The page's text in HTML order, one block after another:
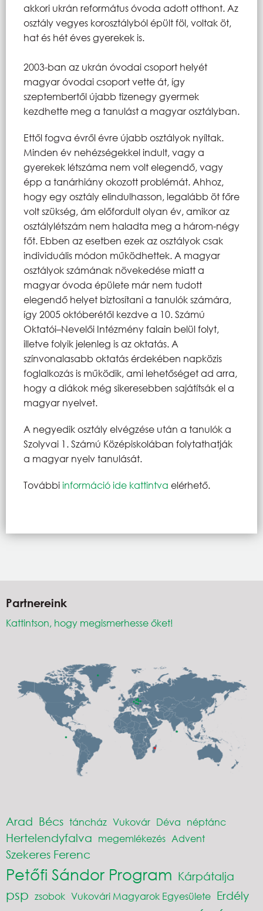
akkori ukrán református óvoda adott otthont. Az
osztály vegyes korosztályból épült föl, voltak öt,
hat és hét éves gyerekek is.
2003-ban az ukrán óvodai csoport helyét
magyar óvodai csoport vette át, így
szeptembertől újabb tizenegy gyermek
kezdhette meg a tanulást a magyar osztályban.
Ettől fogva évről évre újabb osztályok nyíltak.
Minden év nehézségekkel indult, vagy a
gyerekek létszáma nem volt elegendő, vagy
épp a tanárhiány okozott problémát. Ahhoz,
hogy egy osztály elindulhasson, legalább öt főre
volt szükség, ám előfordult olyan év, amikor az
osztálylétszám nem haladta meg a három-négy
főt. Ebben az esetben ezek az osztályok csak
individuális módon működhettek. A magyar
osztályok számának növekedése miatt a
magyar óvoda épülete már nem tudott
elegendő helyet biztosítani a tanulók számára,
így 2005 októberétől kezdve a 10. Számú
Oktatói–Nevelői Intézmény falain belül folyt,
illetve folyik jelenleg is az oktatás. A
színvonalasabb oktatás érdekében napközis
foglalkozás is működik, ami lehetőséget ad arra,
hogy a diákok még sikeresebben sajátítsák el a
magyar nyelvet.
A negyedik osztály elvégzése után a tanulók a
Szolyvai 1. Számú Középiskolában folytathatják
a magyar nyelv tanulását.
Továbbiinformáció ide kattintva elérhető.
Partnereink
Kattintson, hogy megismerhesse őket!
Arad Bécs táncház Vukovár Déva néptánc
Hertelendyfalva megemlékezés Advent
Szekeres Ferenc
Petőfi Sándor Program Kárpátalja
psp zsobok Vukovári Magyarok Egyesülete Erdély